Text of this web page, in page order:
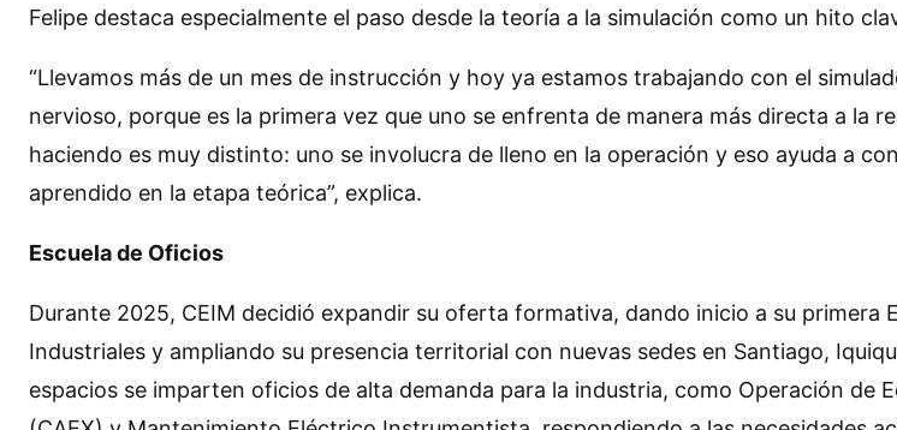
Felipe destaca especialmente el paso desde la teoría a la simulación como un hito
“Llevamos más de un mes de instrucción y hoy ya estamos trabajando con el
nervioso, porque es la primera vez que uno se enfrenta de manera más directa a la
haciendo es muy distinto: uno se involucra de lleno en la operación y eso ayuda a
aprendido en la etapa teórica”, explica.
Escuela de Oficios
Durante 2025, CEIM decidió expandir su oferta formativa, dando inicio a su primera
Industriales y ampliando su presencia territorial con nuevas sedes en Santiago,
espacios se imparten oficios de alta demanda para la industria, como Operación de